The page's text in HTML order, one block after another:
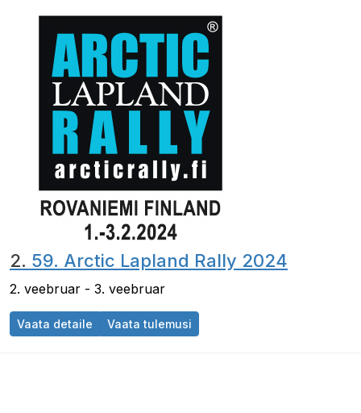
2. 59. Arctic Lapland Rally 2024
2. veebruar - 3. veebruar
Vaata detaile Vaata tulemusi